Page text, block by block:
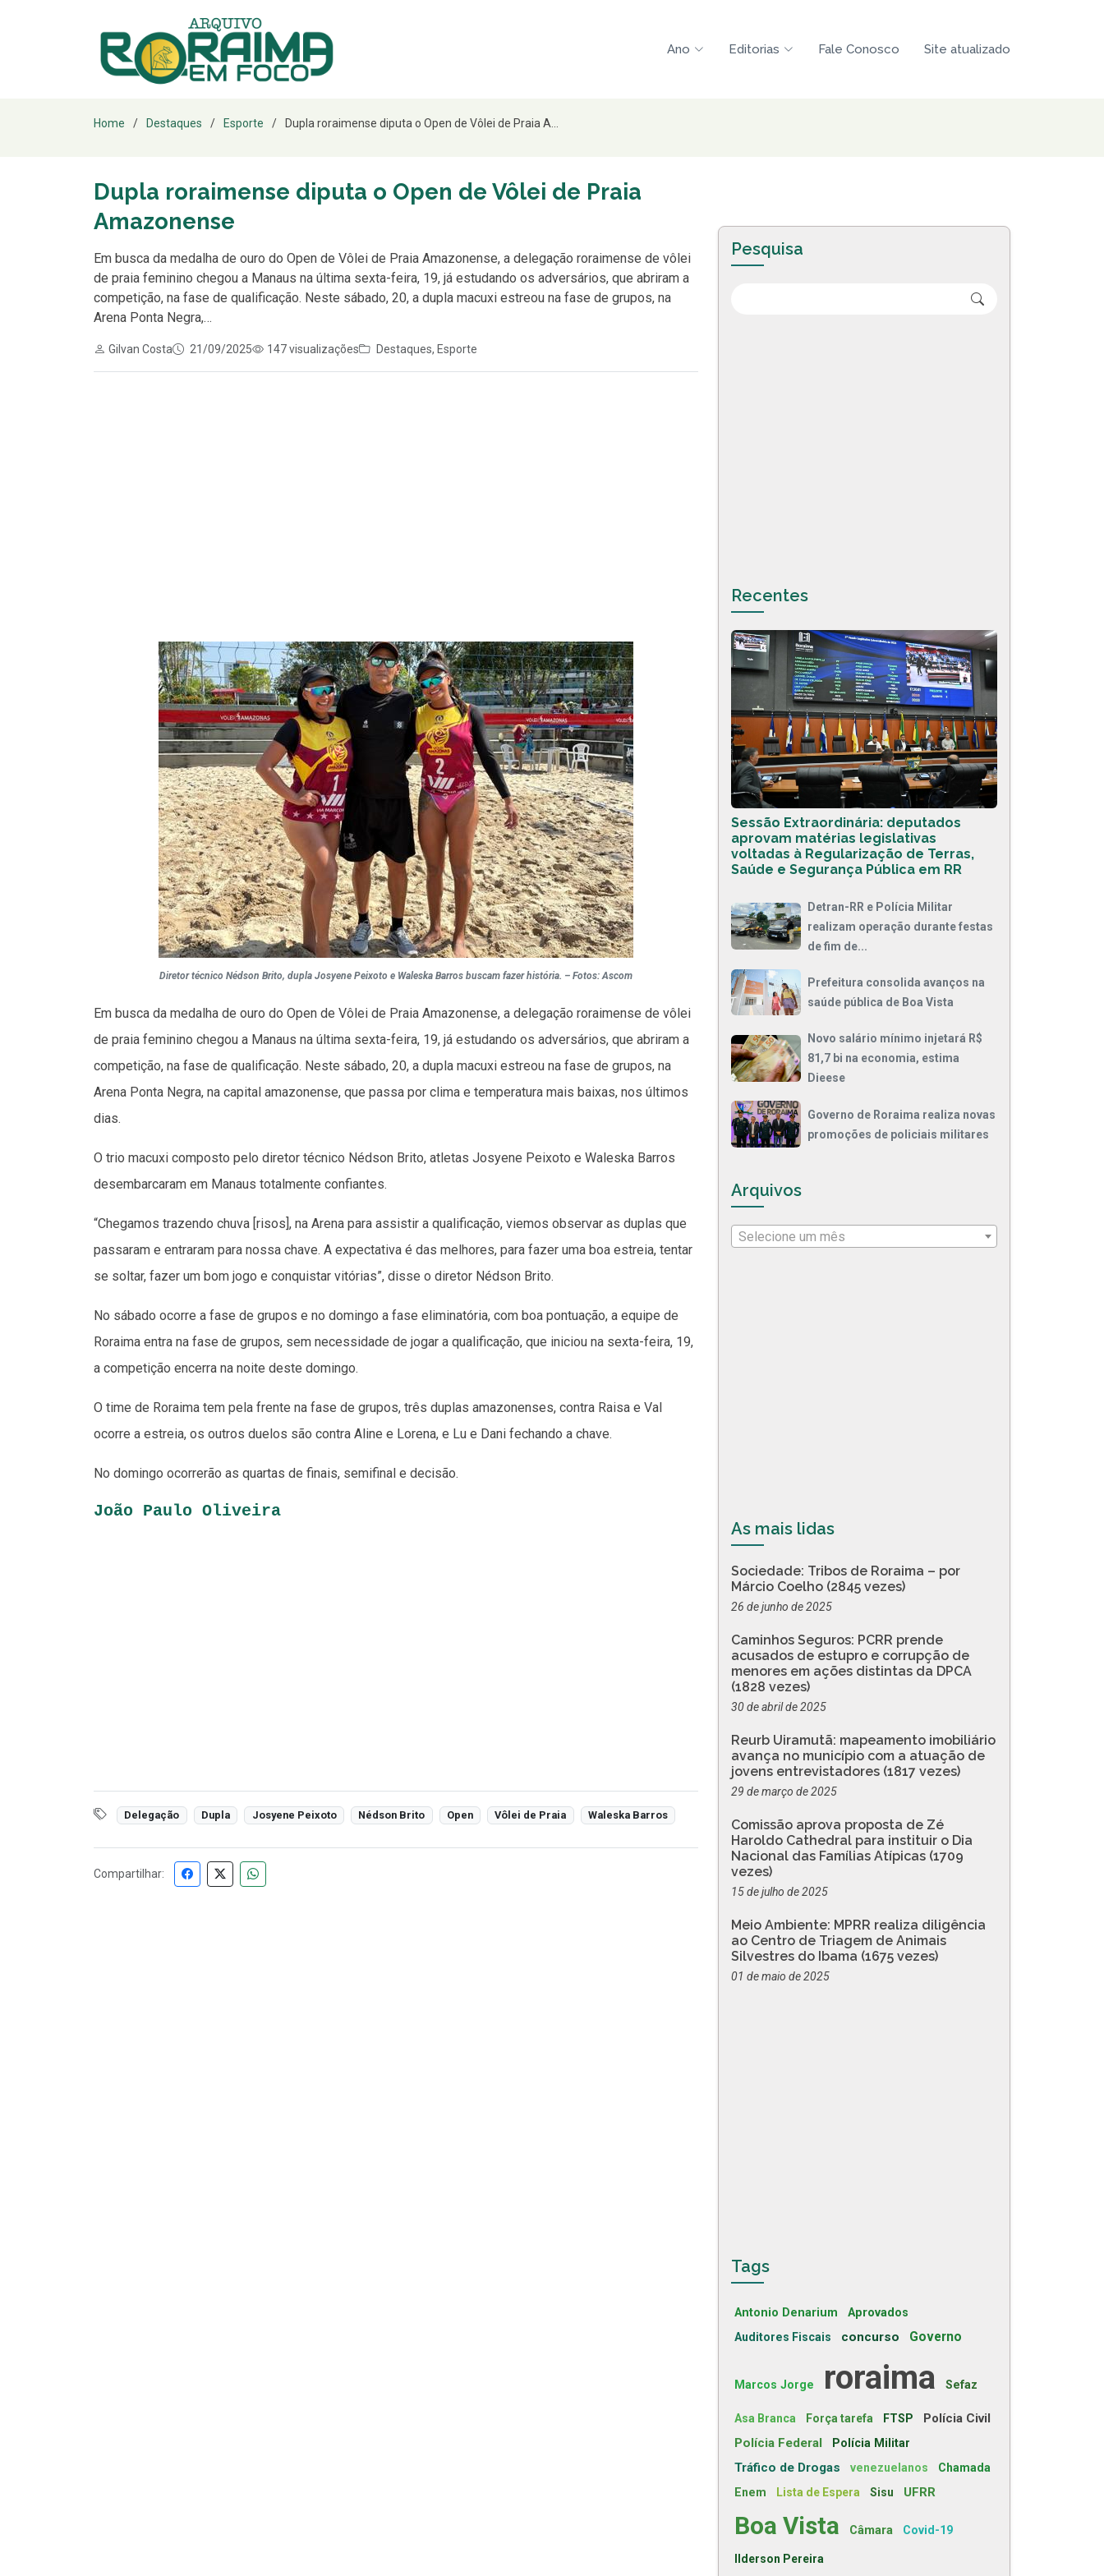
Ano Editorias Fale Conosco Site atualizado
Home Destaques Esporte Dupla roraimense diputa o Open de Vôlei de Praia A...
Dupla roraimense diputa o Open de Vôlei de Praia
Amazonense
Em busca da medalha de ouro do Open de Vôlei de Praia Amazonense, a delegação roraimense de vôlei
de praia feminino chegou a Manaus na última sexta-feira, 19, já estudando os adversários, que abriram a
competição, na fase de qualificação. Neste sábado, 20, a dupla macuxi estreou na fase de grupos, na
Arena Ponta Negra,…
Gilvan Costa 21/09/2025 147 visualizações Destaques, Esporte
Diretor técnico Nédson Brito, dupla Josyene Peixoto e Waleska Barros buscam fazer história. – Fotos: Ascom
Em busca da medalha de ouro do Open de Vôlei de Praia Amazonense, a delegação roraimense de vôlei
de praia feminino chegou a Manaus na última sexta-feira, 19, já estudando os adversários, que abriram a
competição, na fase de qualificação. Neste sábado, 20, a dupla macuxi estreou na fase de grupos, na
Arena Ponta Negra, na capital amazonense, que passa por clima e temperatura mais baixas, nos últimos
dias.
O trio macuxi composto pelo diretor técnico Nédson Brito, atletas Josyene Peixoto e Waleska Barros
desembarcaram em Manaus totalmente confiantes.
“Chegamos trazendo chuva [risos], na Arena para assistir a qualificação, viemos observar as duplas que
passaram e entraram para nossa chave. A expectativa é das melhores, para fazer uma boa estreia, tentar
se soltar, fazer um bom jogo e conquistar vitórias”, disse o diretor Nédson Brito.
No sábado ocorre a fase de grupos e no domingo a fase eliminatória, com boa pontuação, a equipe de
Roraima entra na fase de grupos, sem necessidade de jogar a qualificação, que iniciou na sexta-feira, 19,
a competição encerra na noite deste domingo.
O time de Roraima tem pela frente na fase de grupos, três duplas amazonenses, contra Raisa e Val
ocorre a estreia, os outros duelos são contra Aline e Lorena, e Lu e Dani fechando a chave.
No domingo ocorrerão as quartas de finais, semifinal e decisão.
João Paulo Oliveira
Delegação Dupla Josyene Peixoto Nédson Brito Open Vôlei de Praia Waleska Barros
Compartilhar:
Pesquisa
Recentes
Sessão Extraordinária: deputados
aprovam matérias legislativas
voltadas à Regularização de Terras,
Saúde e Segurança Pública em RR
Detran-RR e Polícia Militar
realizam operação durante festas
de fim de...
Prefeitura consolida avanços na
saúde pública de Boa Vista
Novo salário mínimo injetará R$
81,7 bi na economia, estima
Dieese
Governo de Roraima realiza novas
promoções de policiais militares
Arquivos
Selecione um mês
As mais lidas
Sociedade: Tribos de Roraima – por
Márcio Coelho (2845 vezes)
26 de junho de 2025
Caminhos Seguros: PCRR prende
acusados de estupro e corrupção de
menores em ações distintas da DPCA
(1828 vezes)
30 de abril de 2025
Reurb Uiramutã: mapeamento imobiliário
avança no município com a atuação de
jovens entrevistadores (1817 vezes)
29 de março de 2025
Comissão aprova proposta de Zé
Haroldo Cathedral para instituir o Dia
Nacional das Famílias Atípicas (1709
vezes)
15 de julho de 2025
Meio Ambiente: MPRR realiza diligência
ao Centro de Triagem de Animais
Silvestres do Ibama (1675 vezes)
01 de maio de 2025
Tags
Antonio Denarium Aprovados
Auditores Fiscais concurso Governo
Marcos Jorge roraima Sefaz
Asa Branca Força tarefa FTSP
Polícia Civil
Polícia Federal
Polícia Militar
Tráfico de Drogas venezuelanos
Chamada
Enem
Lista de Espera Sisu UFRR
Boa Vista Câmara Covid-19
Ilderson Pereira